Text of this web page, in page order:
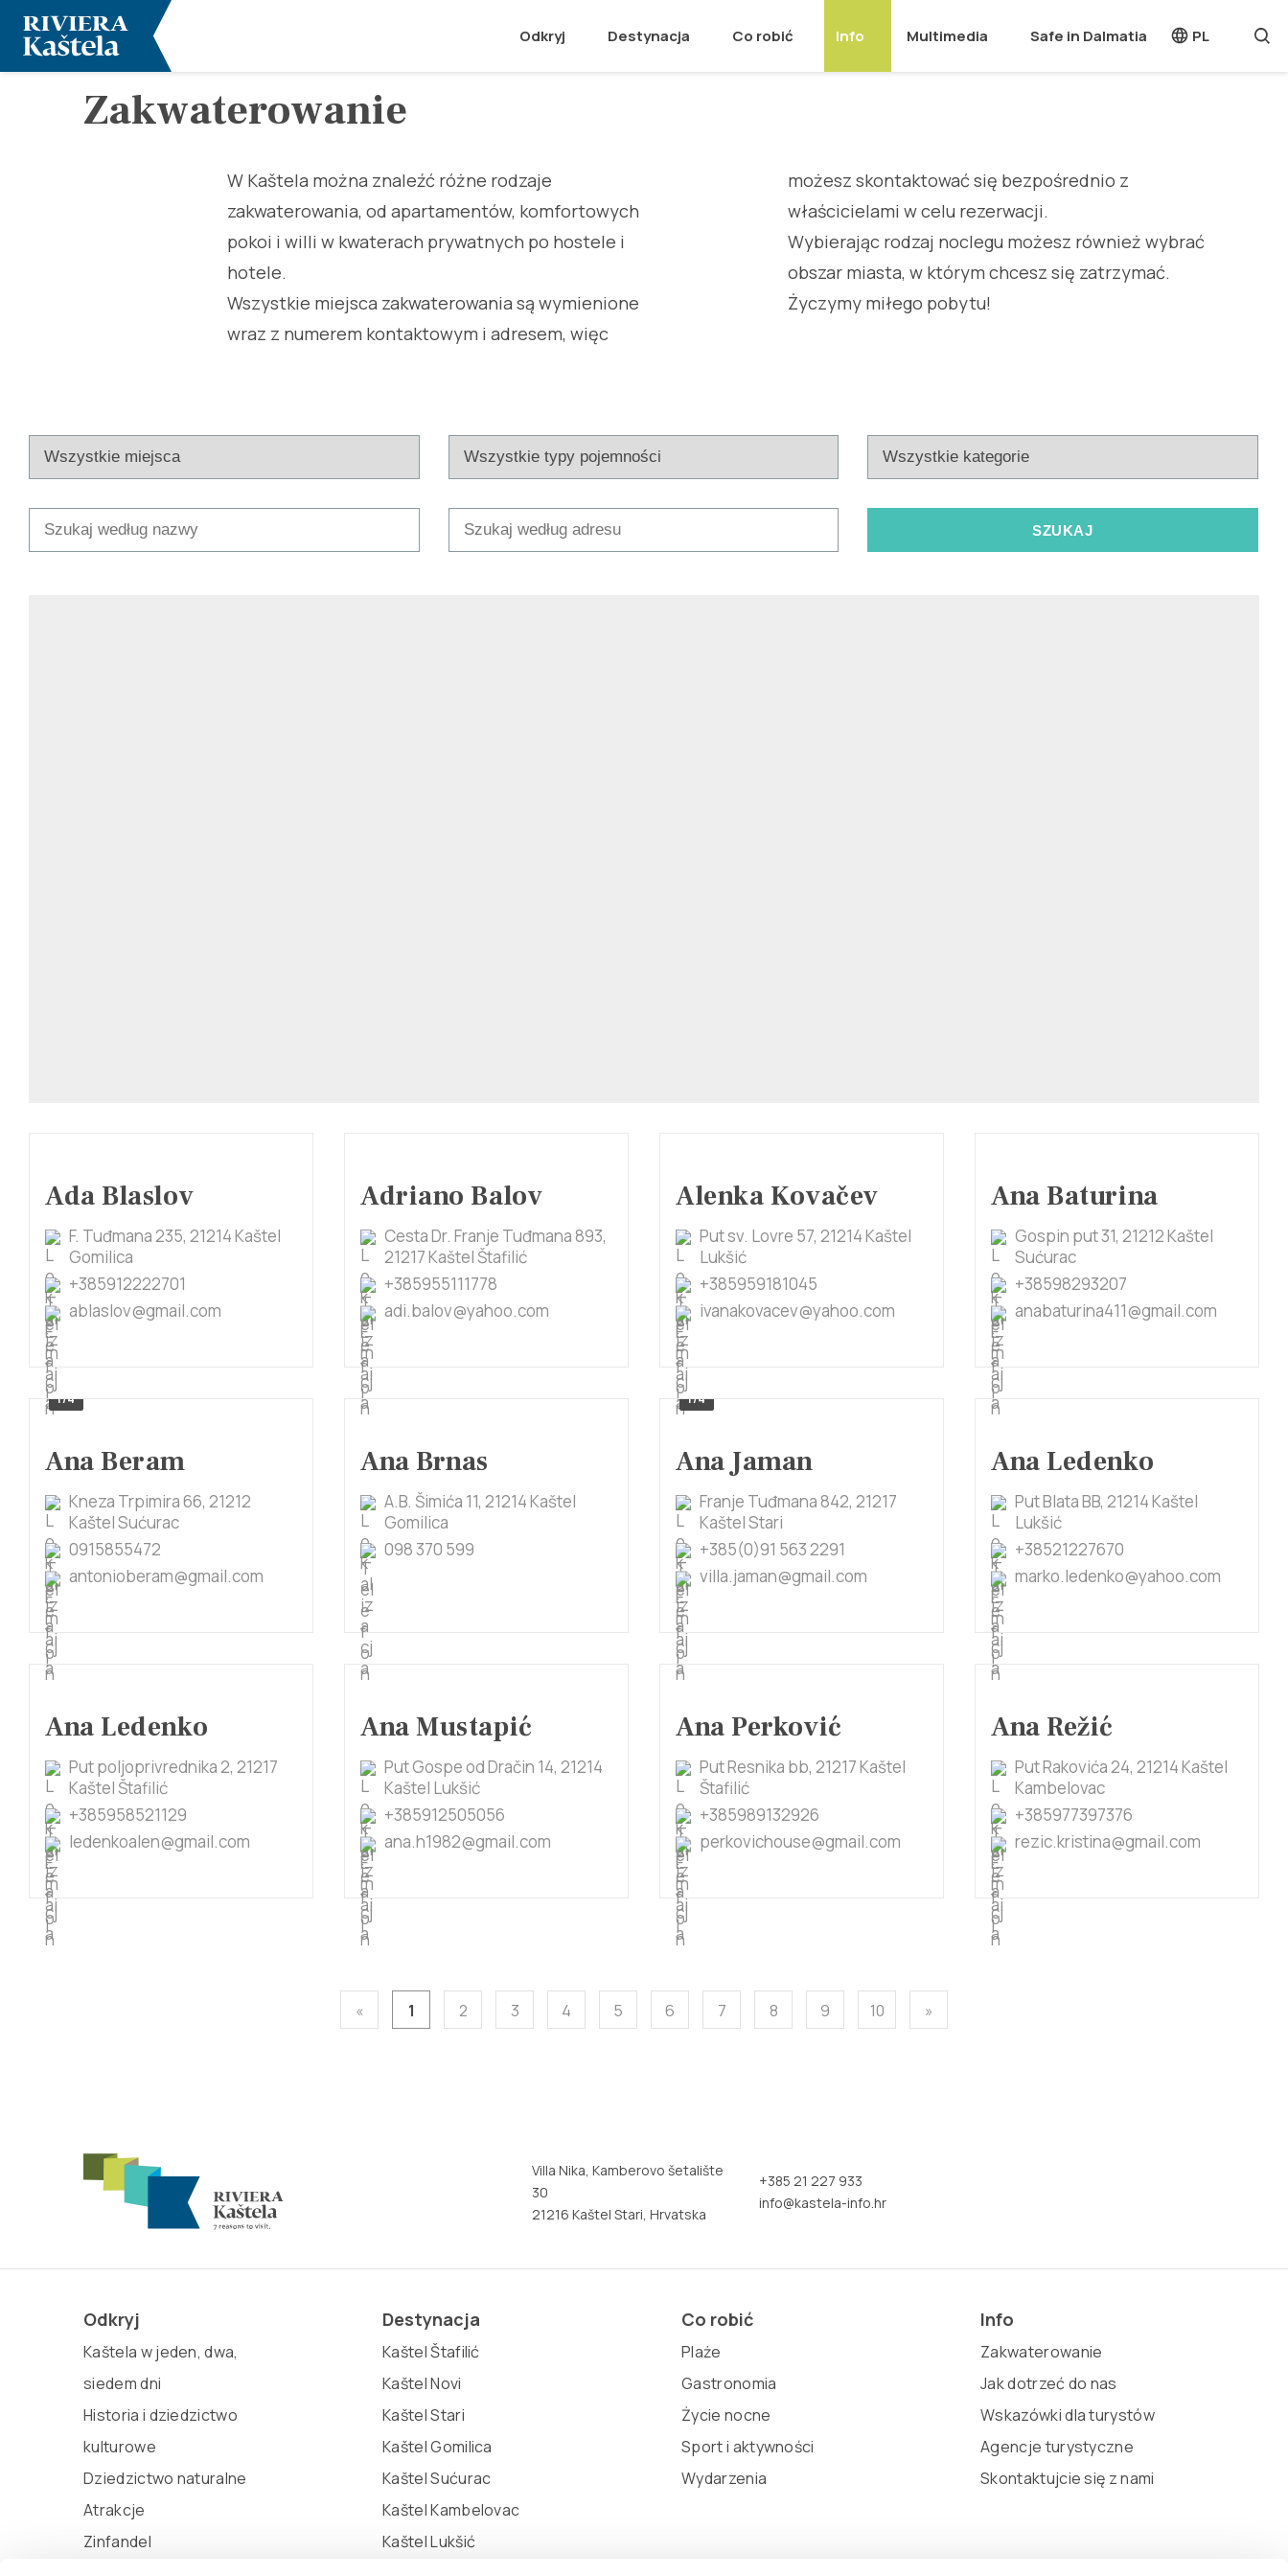
Odkryj Destynacja Co robić Info Multimedia Safe in Dalmatia PL
Zakwaterowanie
W Kaštela można znaleźć różne rodzaje
zakwaterowania, od apartamentów, komfortowych
pokoi i willi w kwaterach prywatnych po hostele i
hotele.
Wszystkie miejsca zakwaterowania są wymienione
wraz z numerem kontaktowym i adresem, więc
możesz skontaktować się bezpośrednio z
właścicielami w celu rezerwacji.
Wybierając rodzaj noclegu możesz również wybrać
obszar miasta, w którym chcesz się zatrzymać.
Życzymy miłego pobytu!
Ada Blaslov
F. Tuđmana 235, 21214 Kaštel
Gomilica
+385912222701
ablaslov@gmail.com
Adriano Balov
Cesta Dr. Franje Tuđmana 893,
21217 Kaštel Štafilić
+385955111778
adi.balov@yahoo.com
Alenka Kovačev
Put sv. Lovre 57, 21214 Kaštel
Lukšić
+385959181045
ivanakovacev@yahoo.com
Ana Baturina
Gospin put 31, 21212 Kaštel
Sućurac
+38598293207
anabaturina411@gmail.com
1/4
Ana Beram
Kneza Trpimira 66, 21212
Kaštel Sućurac
0915855472
antonioberam@gmail.com
Ana Brnas
A.B. Šimića 11, 21214 Kaštel
Gomilica
098 370 599
1/4
Ana Jaman
Franje Tuđmana 842, 21217
Kaštel Stari
+385(0)91 563 2291
villa.jaman@gmail.com
Ana Ledenko
Put Blata BB, 21214 Kaštel
Lukšić
+38521227670
marko.ledenko@yahoo.com
Ana Ledenko
Put poljoprivrednika 2, 21217
Kaštel Štafilić
+385958521129
ledenkoalen@gmail.com
Ana Mustapić
Put Gospe od Dračin 14, 21214
Kaštel Lukšić
+385912505056
ana.h1982@gmail.com
Ana Perković
Put Resnika bb, 21217 Kaštel
Štafilić
+385989132926
perkovichouse@gmail.com
Ana Režić
Put Rakovića 24, 21214 Kaštel
Kambelovac
+385977397376
rezic.kristina@gmail.com
« 1 2 3 4 5 6 7 8 9 10 »
Villa Nika, Kamberovo šetalište
30
21216 Kaštel Stari, Hrvatska
+385 21 227 933
info@kastela-info.hr
Odkryj
Kaštela w jeden, dwa,
siedem dni
Historia i dziedzictwo
kulturowe
Dziedzictwo naturalne
Atrakcje
Zinfandel
Destynacja
Kaštel Štafilić
Kaštel Novi
Kaštel Stari
Kaštel Gomilica
Kaštel Sućurac
Kaštel Kambelovac
Kaštel Lukšić
Co robić
Plaże
Gastronomia
Życie nocne
Sport i aktywności
Wydarzenia
Info
Zakwaterowanie
Jak dotrzeć do nas
Wskazówki dla turystów
Agencje turystyczne
Skontaktujcie się z nami